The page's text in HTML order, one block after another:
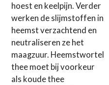
hoest en keelpijn. Verder
werken de slijmstoffen in
heemst verzachtend en
neutraliseren ze het
maagzuur. Heemstwortel
thee moet bij voorkeur
als koude thee